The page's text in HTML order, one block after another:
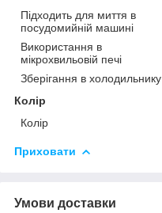
Підходить для миття в
посудомийній машині
Використання в
мікрохвильовій печі
Зберігання в холодильнику
Колір
Колір
Приховати
Умови доставки